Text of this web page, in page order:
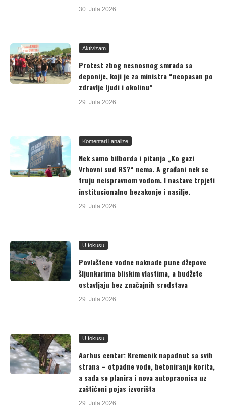
30. Jula 2026.
Aktivizam
Protest zbog nesnosnog smrada sa
deponije, koji je za ministra “neopasan po
zdravlje ljudi i okolinu”
29. Jula 2026.
Komentari i analize
Nek samo bilborda i pitanja „Ko gazi
Vrhovni sud RS?“ nema. A građani nek se
truju neispravnom vodom. I nastave trpjeti
institucionalno bezakonje i nasilje.
29. Jula 2026.
U fokusu
Povlaštene vodne naknade pune džepove
šljunkarima bliskim vlastima, a budžete
ostavljaju bez značajnih sredstava
29. Jula 2026.
U fokusu
Aarhus centar: Kremenik napadnut sa svih
strana – otpadne vode, betoniranje korita,
a sada se planira i nova autopraonica uz
zaštićeni pojas izvorišta
29. Jula 2026.